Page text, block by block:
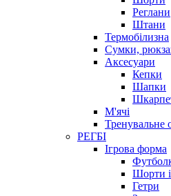
Реглани
Штани
Термобілизна
Сумки,
Аксесуари
Кепки
Шапки
М'ячі
Тренувальне
РЕГБІ
Ігрова форма
Шорти
Гетри